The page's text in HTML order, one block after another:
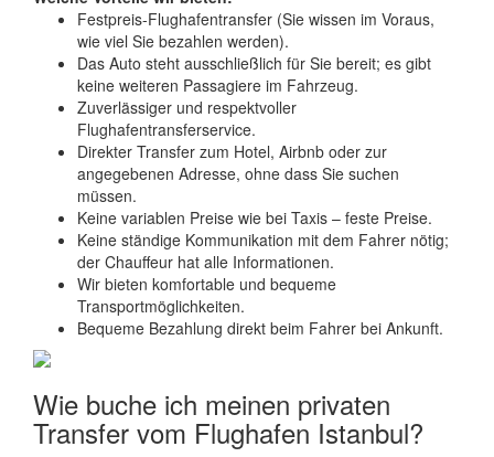
Festpreis-Flughafentransfer (Sie wissen im Voraus,
wie viel Sie bezahlen werden).
Das Auto steht ausschließlich für Sie bereit; es gibt
keine weiteren Passagiere im Fahrzeug.
Zuverlässiger und respektvoller
Flughafentransferservice.
Direkter Transfer zum Hotel, Airbnb oder zur
angegebenen Adresse, ohne dass Sie suchen
müssen.
Keine variablen Preise wie bei Taxis – feste Preise.
Keine ständige Kommunikation mit dem Fahrer nötig;
der Chauffeur hat alle Informationen.
Wir bieten komfortable und bequeme
Transportmöglichkeiten.
Bequeme Bezahlung direkt beim Fahrer bei Ankunft.
Wie buche ich meinen privaten
Transfer vom Flughafen Istanbul?